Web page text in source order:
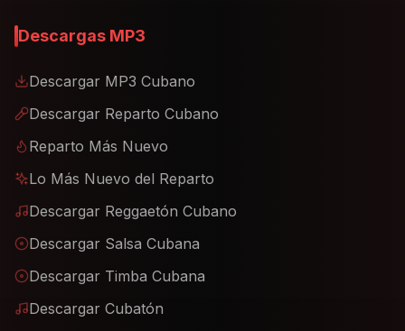
Descargas MP3
Descargar MP3 Cubano
Descargar Reparto Cubano
Reparto Más Nuevo
Lo Más Nuevo del Reparto
Descargar Reggaetón Cubano
Descargar Salsa Cubana
Descargar Timba Cubana
Descargar Cubatón